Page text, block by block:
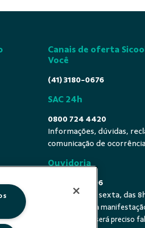
- De
Canais de oferta
Você
(41) 3180-0676
SAC 24h
0800 724 4420
Informações, dúvidas,
comunicação de
Ouvidoria
0800 725 0996
De segunda a sexta, das
É a sua primeira
tema? Se sim, será preciso